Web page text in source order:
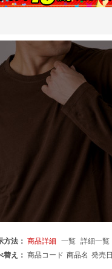
方法： 商品詳細 一覧 詳細一覧
替え： 商品コード 商品名 発売日